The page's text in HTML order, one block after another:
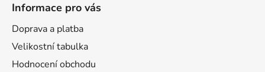
Informace pro vás
Doprava a platba
Velikostní tabulka
Hodnocení obchodu